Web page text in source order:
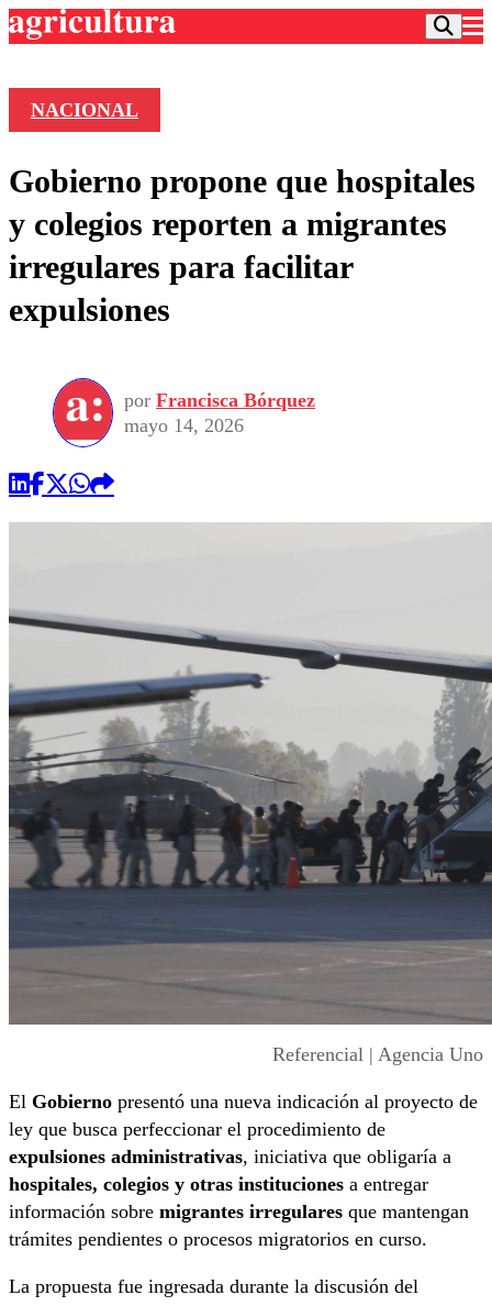
Frecuencias
Agricultura TV
Deportes
Colo Colo
Motor
Torneo Internacional
Torneo Nacional
Entretención
Internacional
Nacional
Vida Social
Programas
Comercial
NACIONAL
Gobierno propone que hospitales
y colegios reporten a migrantes
irregulares para facilitar
expulsiones
por Francisca Bórquez
mayo 14, 2026
Referencial | Agencia Uno
El Gobierno presentó una nueva indicación al proyecto de
ley que busca perfeccionar el procedimiento de
expulsiones administrativas, iniciativa que obligaría a
hospitales, colegios y otras instituciones a entregar
información sobre migrantes irregulares que mantengan
trámites pendientes o procesos migratorios en curso.
La propuesta fue ingresada durante la discusión del